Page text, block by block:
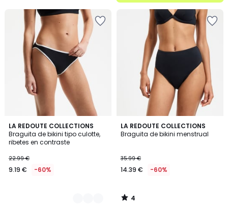
LA REDOUTE COLLECTIONS
Braguita de bikini tipo culotte,
ribetes en contraste
22.99 €
9.19 € -60%
2
Colores
LA REDOUTE COLLECTIONS
Braguita de bikini menstrual
35.99 €
14.39 € -60%
4
/
4
/